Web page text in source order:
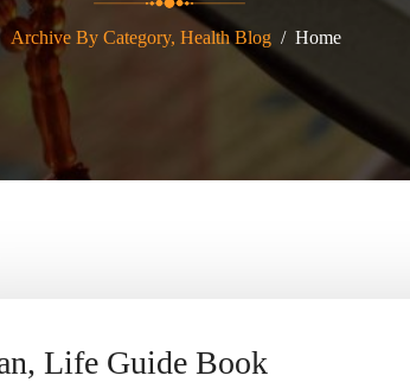
Home
Archive By Category, Health Blog
Life Guide Book